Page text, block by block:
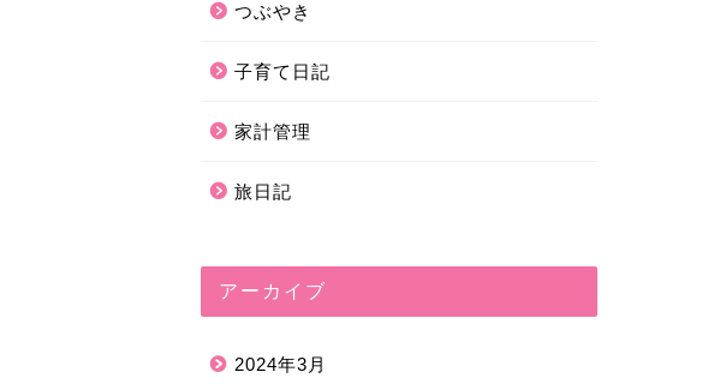
つぶやき
子育て日記
家計管理
旅日記
アーカイブ
2024年3月